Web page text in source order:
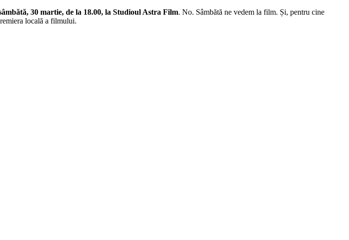
30 martie, de la 18.00, la Studioul Astra Film. No. Sâmbătă ne vedem la film. Și, pentru cine
locală a filmului.